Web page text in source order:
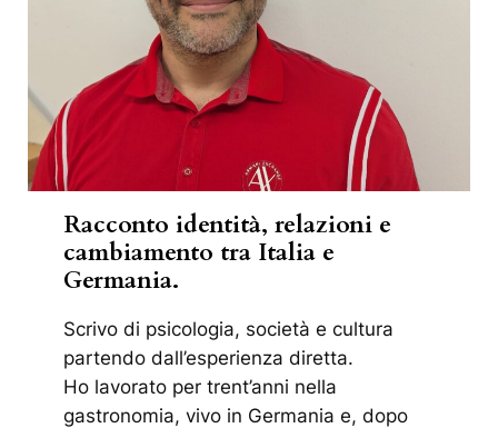
Racconto identità, relazioni e
cambiamento tra Italia e
Germania.
Scrivo di psicologia, società e cultura
partendo dall’esperienza diretta.
Ho lavorato per trent’anni nella
gastronomia, vivo in Germania e, dopo